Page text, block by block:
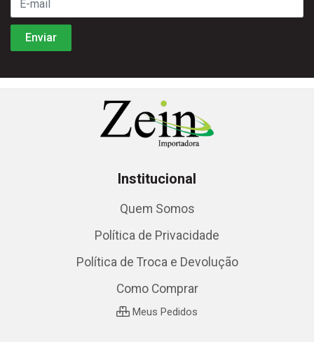
Institucional
Quem Somos
Política de Privacidade
Política de Troca e Devolução
Como Comprar
Meus Pedidos